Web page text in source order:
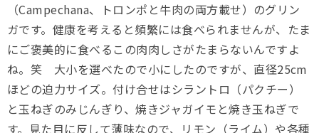
（Campechana、トロンポと牛肉の両方載せ）のグリン
ガです。健康を考えると頻繁には食べられませんが、たま
にご褒美的に食べるこの肉肉しさがたまらないんですよ
ね。笑 大小を選べたので小にしたのですが、直径25cm
ほどの迫力サイズ。付け合せはシラントロ（パクチー）
と玉ねぎのみじんぎり、焼きジャガイモと焼き玉ねぎで
す。見た目に反して薄味なので、リモン（ライム）や各種